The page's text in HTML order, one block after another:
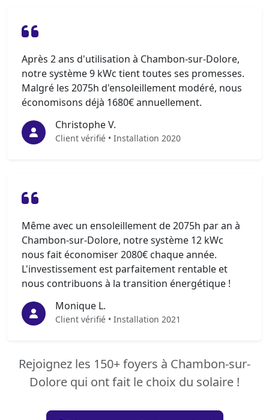
Après 2 ans d'utilisation à Chambon-sur-Dolore,
notre système 9 kWc tient toutes ses promesses.
Malgré les 2075h d'ensoleillement modéré, nous
économisons déjà 1680€ annuellement.
Christophe V.
Client vérifié • Installation 2020
Même avec un ensoleillement de 2075h par an à
Chambon-sur-Dolore, notre système 12 kWc
nous fait économiser 2080€ chaque année.
L'investissement est parfaitement rentable et
nous contribuons à la transition énergétique !
Monique L.
Client vérifié • Installation 2021
Rejoignez les 150+ foyers à Chambon-sur-
Dolore qui ont fait le choix du solaire !